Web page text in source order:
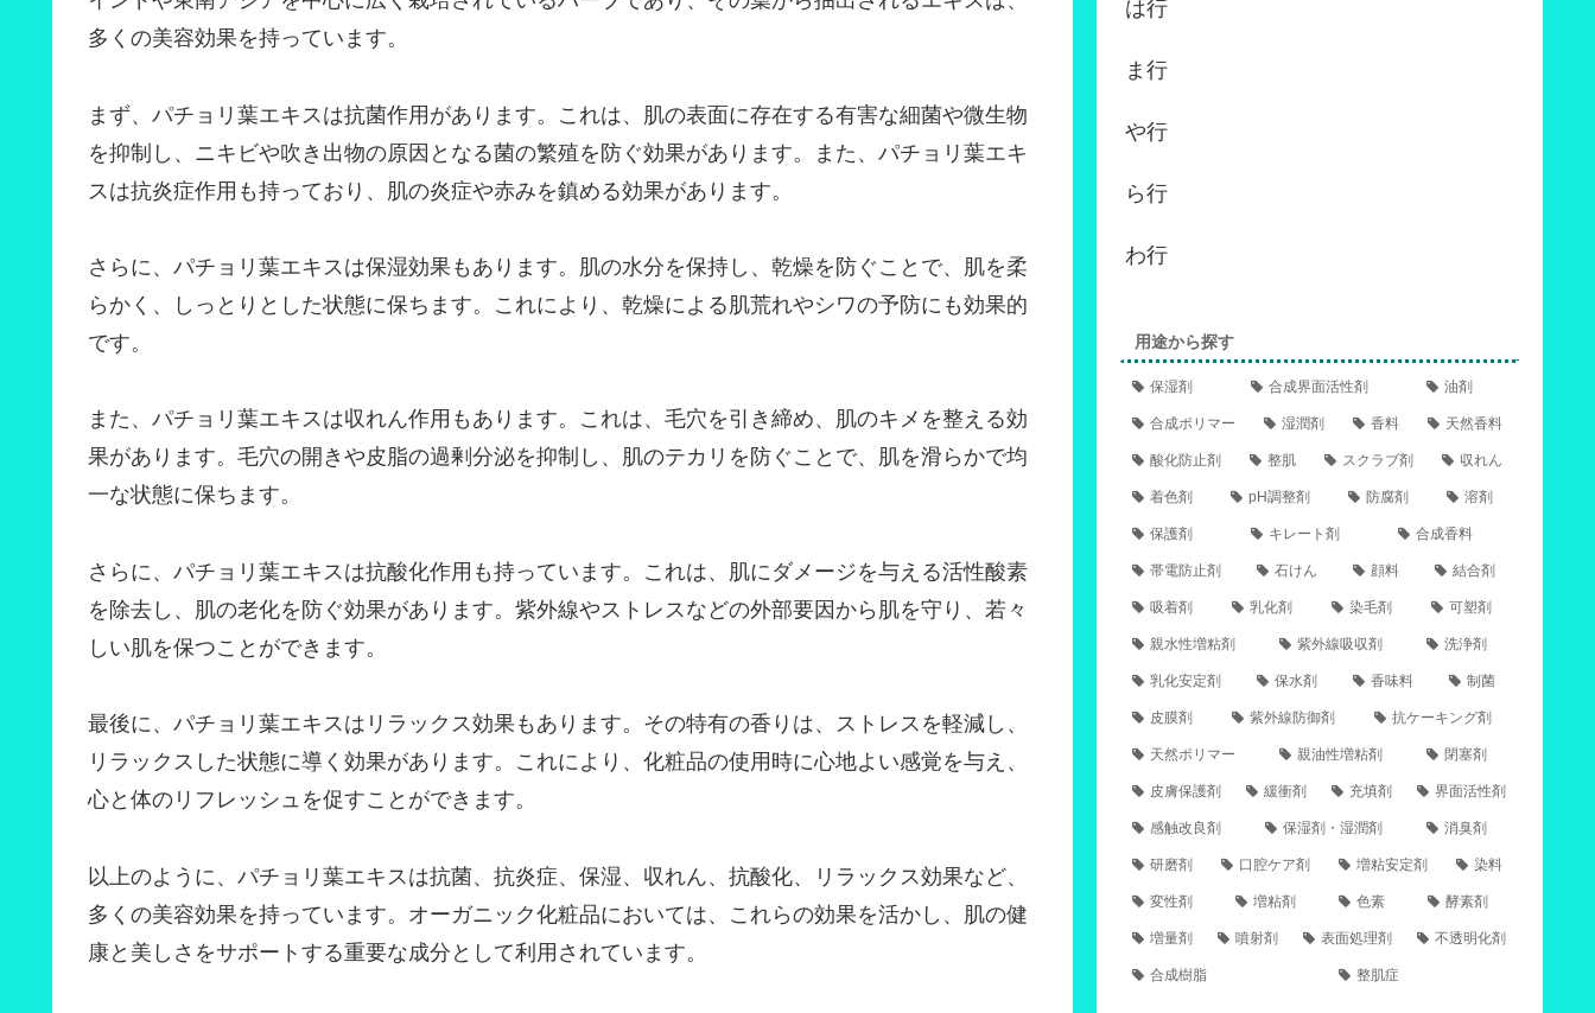
多くの美容効果を持っています。
まず、パチョリ葉エキスは抗菌作用があります。これは、肌の表面に存在する有害な細菌や微生物
を抑制し、ニキビや吹き出物の原因となる菌の繁殖を防ぐ効果があります。また、パチョリ葉エキ
スは抗炎症作用も持っており、肌の炎症や赤みを鎮める効果があります。
さらに、パチョリ葉エキスは保湿効果もあります。肌の水分を保持し、乾燥を防ぐことで、肌を柔
らかく、しっとりとした状態に保ちます。これにより、乾燥による肌荒れやシワの予防にも効果的
です。
また、パチョリ葉エキスは収れん作用もあります。これは、毛穴を引き締め、肌のキメを整える効
果があります。毛穴の開きや皮脂の過剰分泌を抑制し、肌のテカリを防ぐことで、肌を滑らかで均
一な状態に保ちます。
さらに、パチョリ葉エキスは抗酸化作用も持っています。これは、肌にダメージを与える活性酸素
を除去し、肌の老化を防ぐ効果があります。紫外線やストレスなどの外部要因から肌を守り、若々
しい肌を保つことができます。
最後に、パチョリ葉エキスはリラックス効果もあります。その特有の香りは、ストレスを軽減し、
リラックスした状態に導く効果があります。これにより、化粧品の使用時に心地よい感覚を与え、
心と体のリフレッシュを促すことができます。
以上のように、パチョリ葉エキスは抗菌、抗炎症、保湿、収れん、抗酸化、リラックス効果など、
多くの美容効果を持っています。オーガニック化粧品においては、これらの効果を活かし、肌の健
康と美しさをサポートする重要な成分として利用されています。
は行
ま行
や行
ら行
わ行
用途から探す
保湿剤 合成界面活性剤 油剤
合成ポリマー 湿潤剤 香料 天然香料
酸化防止剤 整肌 スクラブ剤 収れん
着色剤 pH調整剤 防腐剤 溶剤
保護剤 キレート剤 合成香料
帯電防止剤 石けん 顔料 結合剤
吸着剤 乳化剤 染毛剤 可塑剤
親水性増粘剤 紫外線吸収剤 洗浄剤
乳化安定剤 保水剤 香味料 制菌
皮膜剤 紫外線防御剤 抗ケーキング剤
天然ポリマー 親油性増粘剤 閉塞剤
皮膚保護剤 緩衝剤 充填剤 界面活性剤
感触改良剤 保湿剤・湿潤剤 消臭剤
研磨剤 口腔ケア剤 増粘安定剤 染料
変性剤 増粘剤 色素 酵素剤
増量剤 噴射剤 表面処理剤 不透明化剤
合成樹脂 整肌症